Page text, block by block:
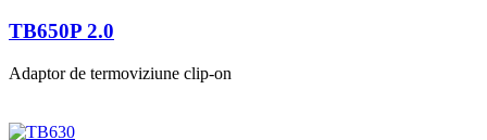
TB650P 2.0
Adaptor de termoviziune clip-on